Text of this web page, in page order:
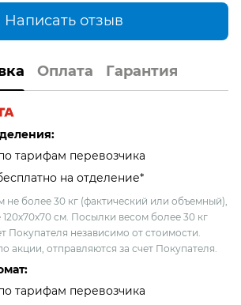
Написать отзыв
Оплата Гарантия
тарифам перевозчика
на отделение*
не более 30 кг (фактический или объемный),
см. Посылки весом более 30 кг
Покупателя независимо от стоимости.
акции, отправляются за счет Покупателя.
тарифам перевозчика